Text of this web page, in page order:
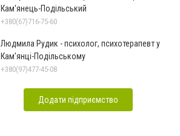
Кам'янець-Подільський
+380(67)716-75-60
Людмила Рудик - психолог, психотерапевт у
Кам'янці-Подільському
+380(97)477-45-08
Додати підприємство